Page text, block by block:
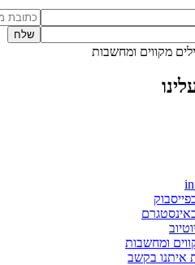
מקווים ומחשבות
ומחשבות
איתנו בקשב